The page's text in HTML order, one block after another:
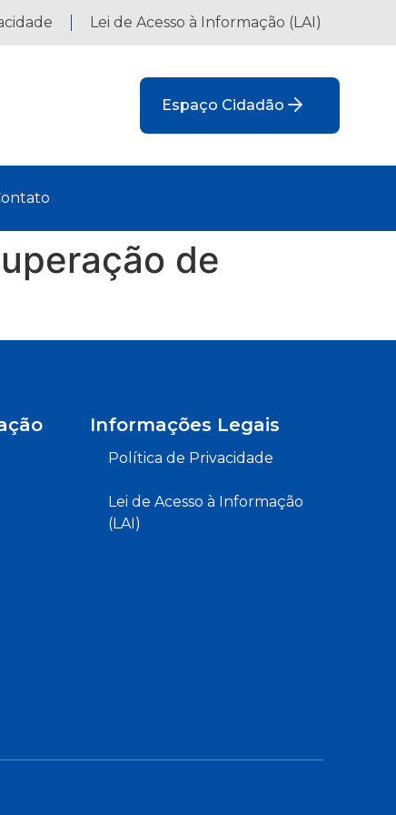
Lei de Acesso à Informação (LAI)
Espaço Cidadão
de
Informações Legais
Política de Privacidade
Lei de Acesso à Informação
(LAI)